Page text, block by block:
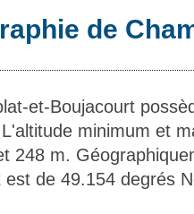
de
et-Boujacourt
minimum et
248 m.
de 49.154 degrés